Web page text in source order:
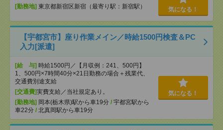
[勤務地] 東京都新宿区新宿（最寄り駅：新宿駅） 気になる！
【宇都宮市】座り作業メイン／時給1500円検査＆PC
入力[派遣]
[給 与] 時給1500円／【月収例：241、500円】
1、500円×7時間40分×21日勤務の場合＋残業代、
交通費別途支給
[交通費]実費支給／当社規定あり。
[勤務地] 岡本(栃木県)駅から車19分 / 宇都宮駅から
車22分 / 北真岡駅から車19分
気になる！